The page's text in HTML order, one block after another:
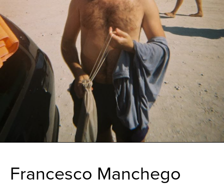
Francesco Manchego